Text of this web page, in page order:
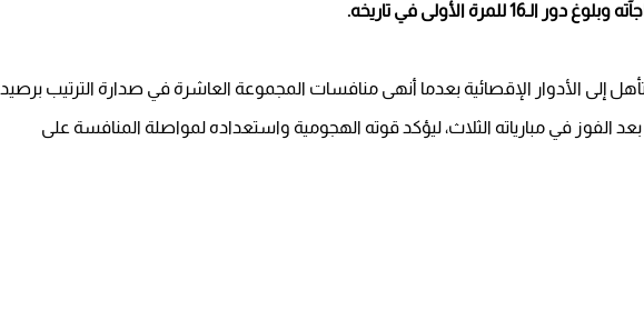
للمرة الأولى في تاريخه.
إلى الأدوار الإقصائية بعدما أنهى منافسات المجموعة العاشرة في صدارة الترتيب برصيد
بعد الفوز في مبارياته الثلاث، ليؤكد قوته الهجومية واستعداده لمواصلة المنافسة على